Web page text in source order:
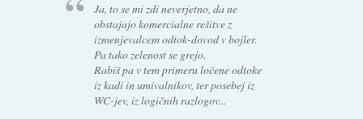
Ja, to se mi zdi neverjetno, da ne
obstajajo komercialne rešitve z
izmenjevalcem odtok-dovod v bojler.
Pa tako zelenost se grejo.
Rabiš pa v tem primeru ločene odtoke
iz kadi in umivalnikov, ter posebej iz
WC-jev, iz logičnih razlogov...